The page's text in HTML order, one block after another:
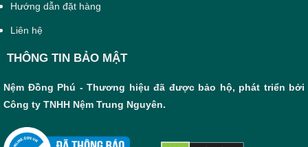
Hướng dẫn đặt hàng
Liên hệ
THÔNG TIN BẢO MẬT
Nệm Đồng Phú - Thương hiệu đã được bảo hộ, phát triển bởi
Công ty TNHH Nệm Trung Nguyên.